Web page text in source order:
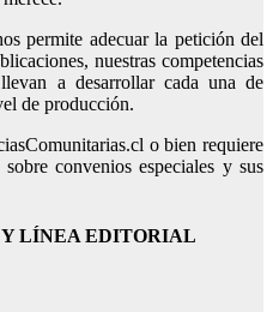
permite adecuar la petición del
nuestras competencias
a desarrollar cada una de
de producción.
o bien requiere
convenios especiales y sus
LÍNEA EDITORIAL